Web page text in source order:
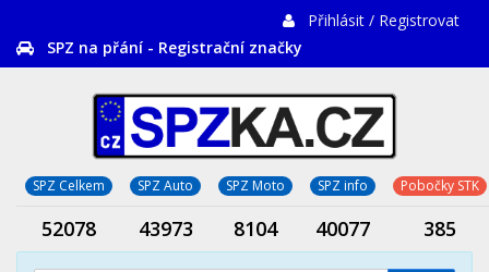
Přihlásit / Registrovat
SPZ na přání - Registrační značky
SPZ Celkem SPZ Auto SPZ Moto SPZ info Pobočky STK
52078 43973 8104 40077 385